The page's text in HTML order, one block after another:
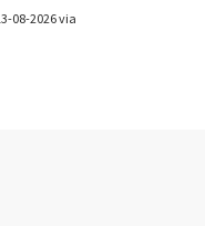
08-2026 via